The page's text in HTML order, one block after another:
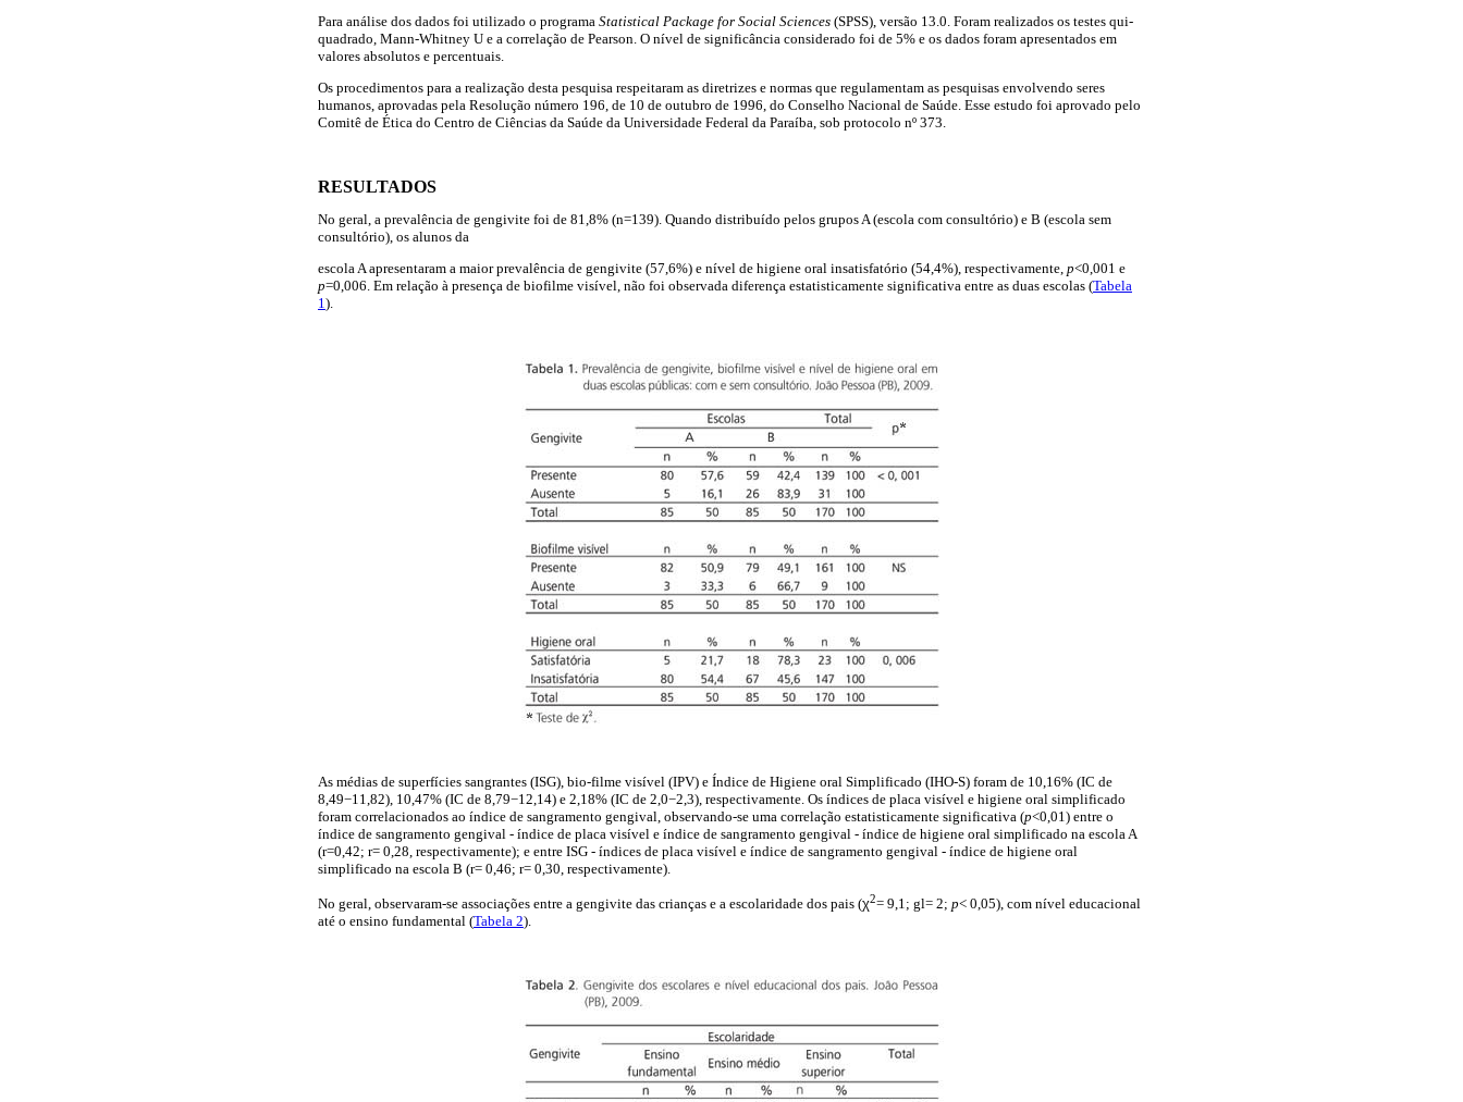
Para análise dos dados foi utilizado o programa Statistical Package for Social Sciences (SPSS), versão 13.0. Foram realizados os testes qui-
quadrado, Mann-Whitney U e a correlação de Pearson. O nível de significância considerado foi de 5% e os dados foram apresentados em
valores absolutos e percentuais.
Os procedimentos para a realização desta pesquisa respeitaram as diretrizes e normas que regulamentam as pesquisas envolvendo seres
humanos, aprovadas pela Resolução número 196, de 10 de outubro de 1996, do Conselho Nacional de Saúde. Esse estudo foi aprovado pelo
Comitê de Ética do Centro de Ciências da Saúde da Universidade Federal da Paraíba, sob protocolo nº 373.
RESULTADOS
No geral, a prevalência de gengivite foi de 81,8% (n=139). Quando distribuído pelos grupos A (escola com consultório) e B (escola sem
consultório), os alunos da
escola A apresentaram a maior prevalência de gengivite (57,6%) e nível de higiene oral insatisfatório (54,4%), respectivamente, p<0,001 e
p=0,006. Em relação à presença de biofilme visível, não foi observada diferença estatisticamente significativa entre as duas escolas (Tabela
1).
As médias de superfícies sangrantes (ISG), bio-filme visível (IPV) e Índice de Higiene oral Simplificado (IHO-S) foram de 10,16% (IC de
8,49−11,82), 10,47% (IC de 8,79−12,14) e 2,18% (IC de 2,0−2,3), respectivamente. Os índices de placa visível e higiene oral simplificado
foram correlacionados ao índice de sangramento gengival, observando-se uma correlação estatisticamente significativa (p<0,01) entre o
índice de sangramento gengival - índice de placa visível e índice de sangramento gengival - índice de higiene oral simplificado na escola A
(r=0,42; r= 0,28, respectivamente); e entre ISG - índices de placa visível e índice de sangramento gengival - índice de higiene oral
simplificado na escola B (r= 0,46; r= 0,30, respectivamente).
No geral, observaram-se associações entre a gengivite das crianças e a escolaridade dos pais (χ2= 9,1; gl= 2; p< 0,05), com nível educacional
até o ensino fundamental (Tabela 2).